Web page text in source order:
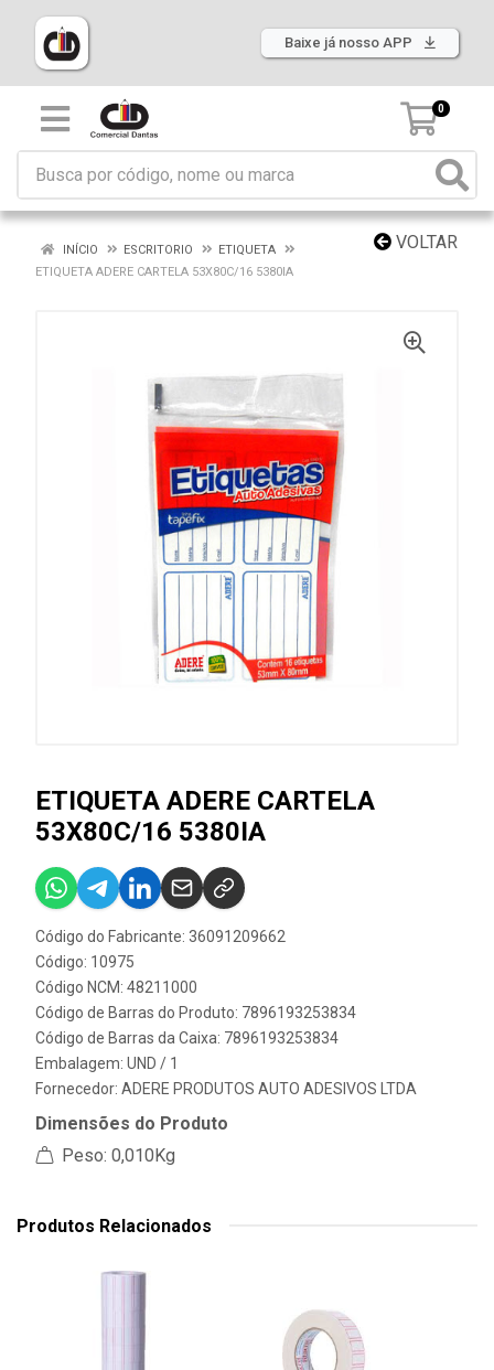
Baixe já nosso APP
0
VOLTAR
INÍCIO ESCRITORIO
ETIQUETA
ETIQUETA ADERE CARTELA 53X80C/16 5380IA
ETIQUETA ADERE CARTELA
53X80C/16 5380IA
Código do Fabricante: 36091209662
Código: 10975
Código NCM: 48211000
Código de Barras do Produto: 7896193253834
Código de Barras da Caixa: 7896193253834
Embalagem: UND / 1
Fornecedor: ADERE PRODUTOS AUTO ADESIVOS LTDA
Dimensões do Produto
Peso: 0,010Kg
Produtos Relacionados